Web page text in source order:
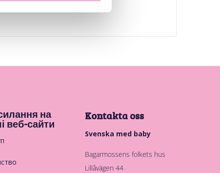
на
веб-сайти
Kontakta oss
Svenska med baby
Bagarmossens folkets hus
Lillåvägen 44